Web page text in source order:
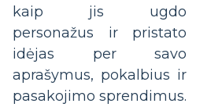
kaip jis ugdo
personažus ir pristato
idėjas per savo
aprašymus, pokalbius ir
pasakojimo sprendimus.